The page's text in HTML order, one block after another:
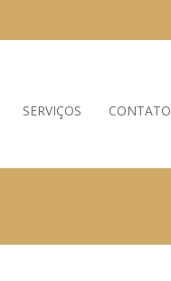
SERVIÇOS CONTATO